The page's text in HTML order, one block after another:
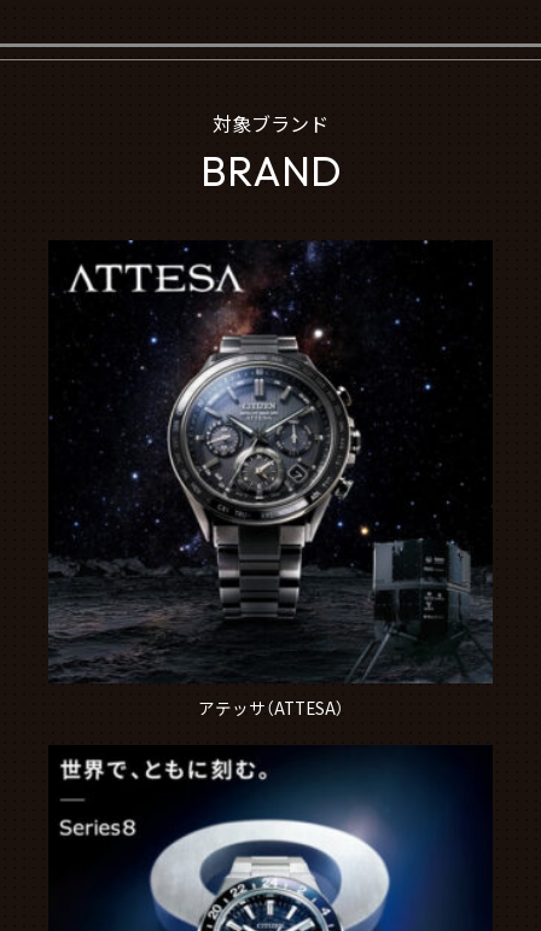
対象ブランド
BRAND
アテッサ（ATTESA）